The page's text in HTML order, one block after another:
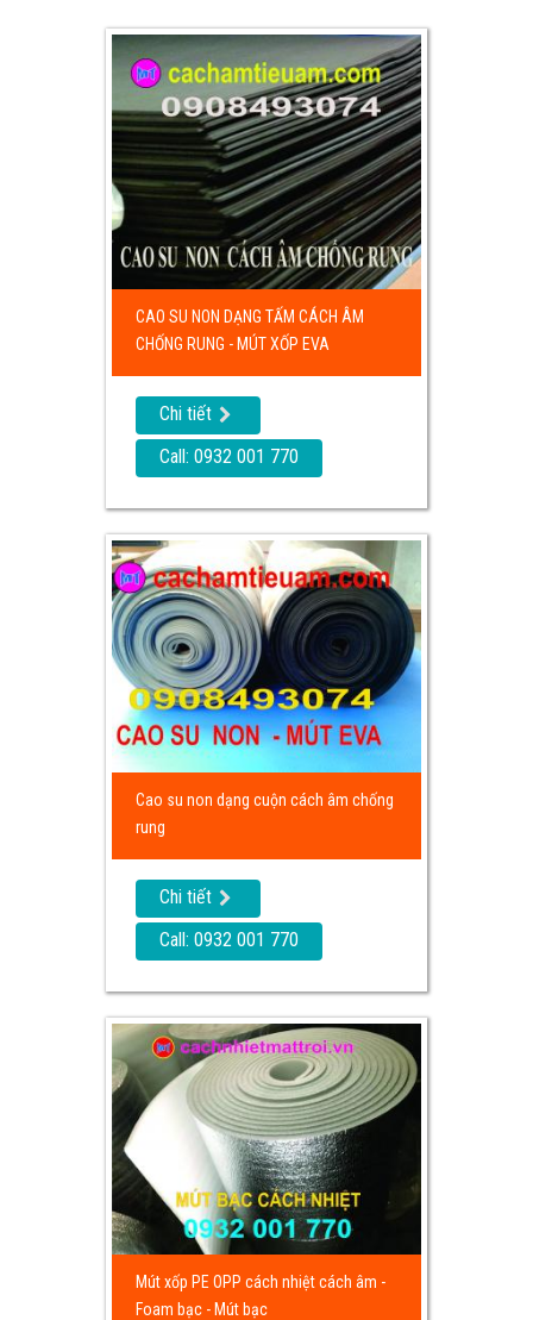
CAO SU NON DẠNG TẤM CÁCH ÂM
CHỐNG RUNG - MÚT XỐP EVA
Chi tiết
Call: 0932 001 770
Cao su non dạng cuộn cách âm chống
rung
Chi tiết
Call: 0932 001 770
Mút xốp PE OPP cách nhiệt cách âm -
Foam bạc - Mút bạc